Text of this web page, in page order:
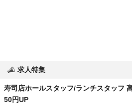
求人特集
寿司店ホールスタッフ/ランチスタッフ
50円UP